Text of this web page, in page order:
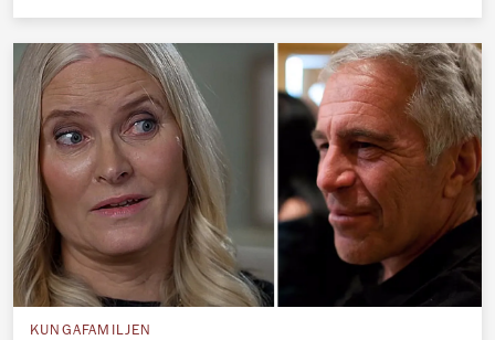
KUNGAFAMILJEN